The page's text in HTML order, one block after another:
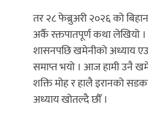
तर २८ फेब्रुअरी २०२६ को
अर्कै रक्तपातपूर्ण कथा लेखियो ।
शासनपछि खमेनीको अध्याय
समाप्त भयो । आज हामी उनै
शक्ति मोह र हालै इरानको
अध्याय खोतल्दै छौँ ।